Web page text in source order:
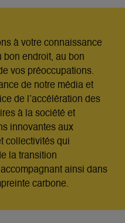
à votre connaissance
bon endroit, au bon
vos préoccupations.
de notre média et
de l’accélération des
à la société et
innovantesaux
collectivités qui
la transition
ainsi dans
carbone.